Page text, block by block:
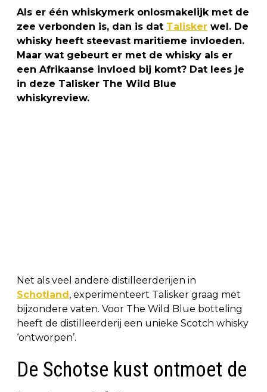
Als er één whiskymerk onlosmakelijk met de
zee verbonden is, dan is dat Talisker wel. De
whisky heeft steevast maritieme invloeden.
Maar wat gebeurt er met de whisky als er
een Afrikaanse invloed bij komt? Dat lees je
in deze Talisker The Wild Blue
whiskyreview.
Net als veel andere distilleerderijen in
Schotland , experimenteert Talisker graag met
bijzondere vaten. Voor The Wild Blue botteling
heeft de distilleerderij een unieke Scotch whisky
‘ontworpen’.
De Schotse kust ontmoet de